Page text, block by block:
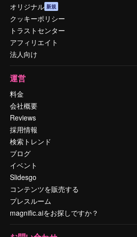
オリジナル 新規
クッキーポリシー
トラストセンター
アフィリエイト
法人向け
運営
料金
会社概要
Reviews
採用情報
検索トレンド
ブログ
イベント
Slidesgo
コンテンツを販売する
プレスルーム
magnific.aiをお探しですか？